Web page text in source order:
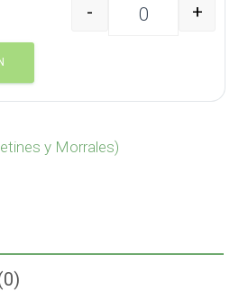
Bolsa Plegable
- +
y Morrales)